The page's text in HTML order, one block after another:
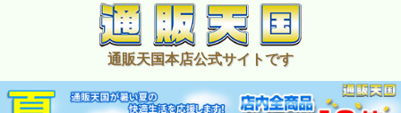
通販天国本店公式サイトです